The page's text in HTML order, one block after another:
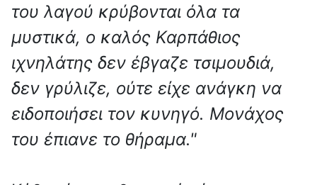
του λαγού κρύβονται όλα τα
μυστικά, ο καλός Καρπάθιος
ιχνηλάτης δεν έβγαζε τσιμουδιά,
δεν γρύλιζε, ούτε είχε ανάγκη να
ειδοποιήσει τον κυνηγό. Μονάχος
του έπιανε το θήραμα."